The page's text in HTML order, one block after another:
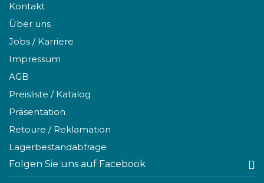
Kontakt
Über uns
Jobs / Karriere
Impressum
AGB
Preisliste / Katalog
Präsentation
Retoure / Reklamation
Lagerbestandabfrage
Folgen Sie uns auf Facebook